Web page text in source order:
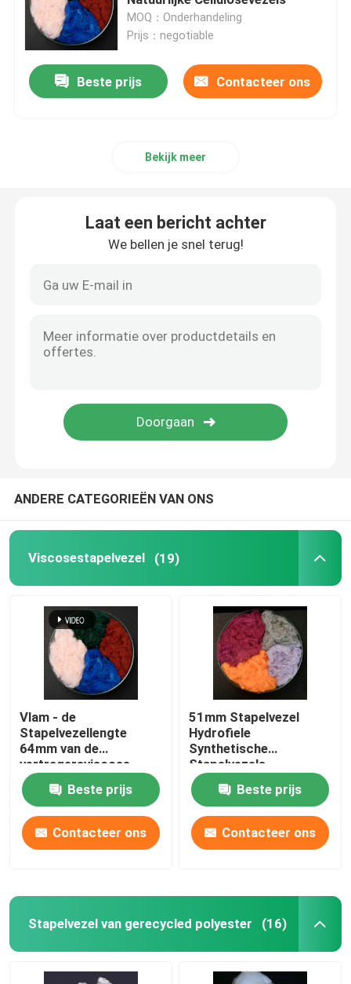
Spunlace niet-geweven stof
Akoestische polyestervezel
Holle Vervoegde Siliconized-Polyestervezel
Holle Vervoegde Polyesterstapelvezel
Maagdelijke Polyesterstapelvezel
Laagsmeltende vezels
niet geweven polypropyleenstof
Microvezel schoonmaakdoekje
Niet-geweven Schoonmakende Doek
Polymeerhoofdkussen
MOQ：Onderhandeling
Prijs：negotiable
Beste prijs Contacteer ons
Bekijk meer
Laat een bericht achter
We bellen je snel terug!
ANDERE CATEGORIEËN VAN ONS
Viscosestapelvezel (19)
Vlam - de
Stapelvezellengte
64mm van de
vertragersviscose
Natuurlijke
Cellulosevezels
Beste prijs
Contacteer ons
51mm Stapelvezel
Hydrofiele
Synthetische
Stapelvezels
Beste prijs
Contacteer ons
Stapelvezel van gerecycled polyester (16)